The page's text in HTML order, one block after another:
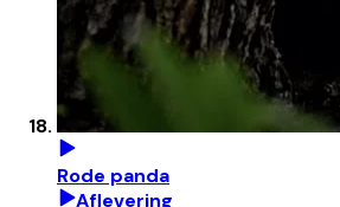
Rode panda
Aflevering